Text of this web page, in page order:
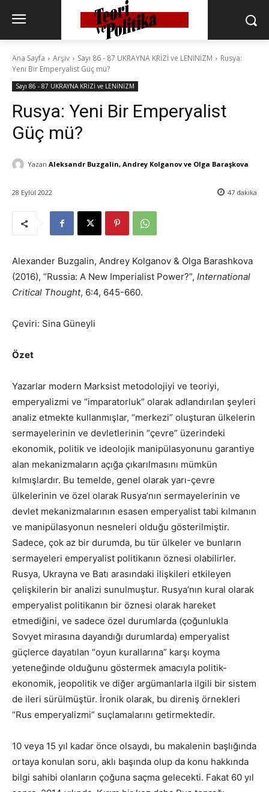
Ana Sayfa Arşiv Sayı 86 - 87 UKRAYNA KRİZİ ve LENİNİZM
Rusya:
Yeni Bir Emperyalist Güç mü?
Sayı 86 - 87 UKRAYNA KRİZİ ve LENİNİZM
Rusya: Yeni Bir Emperyalist
Güç mü?
Yazan Aleksandr Buzgalin, Andrey Kolganov ve Olga Baraşkova
28 Eylül 2022 47 dakika
Alexander Buzgalin, Andrey Kolganov & Olga Barashkova
(2016), “Russia: A New Imperialist Power?”, International
Critical Thought, 6:4, 645-660.
Çeviri: Sina Güneyli
Özet
Yazarlar modern Marksist metodolojiyi ve teoriyi,
emperyalizmi ve “imparatorluk” olarak adlandırılan şeyleri
analiz etmekte kullanmışlar, “merkezi” oluşturan ülkelerin
sermayelerinin ve devletlerinin “çevre” üzerindeki
ekonomik, politik ve ideolojik manipülasyonunu garantiye
alan mekanizmaların açığa çıkarılmasını mümkün
kılmışlardır. Bu temelde, genel olarak yarı-çevre
ülkelerinin ve özel olarak Rusya’nın sermayelerinin ve
devlet mekanizmalarının esasen emperyalist tabi kılmanın
ve manipülasyonun nesneleri olduğu gösterilmiştir.
Sadece, çok az bir durumda, bu tür ülkeler ve bunların
sermayeleri emperyalist politikanın öznesi olabilirler.
Rusya, Ukrayna ve Batı arasındaki ilişkileri etkileyen
çelişkilerin bir analizi sunulmuştur. Rusya’nın kural olarak
emperyalist politikanın bir öznesi olarak hareket
etmediğini, ve sadece özel durumlarda (çoğunlukla
Sovyet mirasına dayandığı durumlarda) emperyalist
güçlerce dayatılan “oyun kurallarına” karşı koyma
yeteneğinde olduğunu göstermek amacıyla politik-
ekonomik, jeopolitik ve diğer argümanlarla ilgili bir sistem
de ileri sürülmüştür. İronik olarak, bu direniş örnekleri
“Rus emperyalizmi” suçlamalarını getirmektedir.
10 veya 15 yıl kadar önce olsaydı, bu makalenin başlığında
ortaya konulan soru, aklı başında olup da konu hakkında
bilgi sahibi olanların çoğuna saçma gelecekti. Fakat 60 yıl